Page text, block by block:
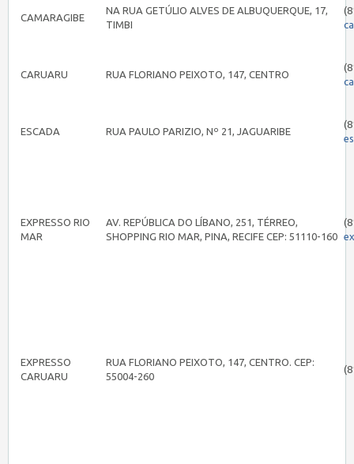
CAMARAGIBE
NA RUA GETÚLIO ALVES DE ALBUQUERQUE, 17,
TIMBI
CARUARU RUA FLORIANO PEIXOTO, 147, CENTRO
ESCADA RUA PAULO PARIZIO, Nº 21, JAGUARIBE
EXPRESSO RIO
MAR
AV. REPÚBLICA DO LÍBANO, 251, TÉRREO,
SHOPPING RIO MAR, PINA, RECIFE CEP: 51110-160
EXPRESSO
CARUARU
RUA FLORIANO PEIXOTO, 147, CENTRO. CEP:
55004-260